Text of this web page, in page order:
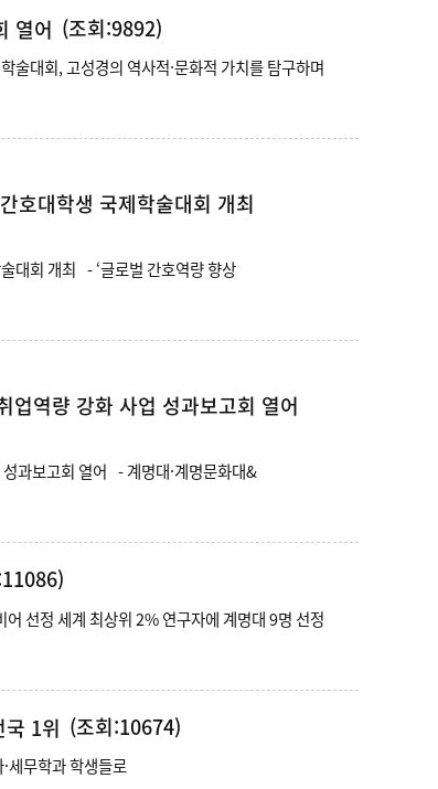
열어 (조회:9892)
학술대회 열어 - 고문헌연구소 주최 학술대회, 고성경의 역사적·문화적 가치를 탐구하며
호대학생 국제학술대회 개최
계명대, 간호대학 100주년 기념 제18회 메풀 전산초 박사 간호대학생 국제학술대회 개최 - ‘글로벌 간호역량 향상
업역량 강화 사업 성과보고회 열어
계명대, 계명문화대·영남이공대와 함께 대구 지역 고교생 취업역량 강화 사업 성과보고회 열어 - 계명대·계명문화대&
술정보 분석기업 엘스비어 선정 세계 최상위 2% 연구자에 계명대 9명 선정
1위 (조회:10674)
1위 - 전기에너지공학과·세무학과 학생들로